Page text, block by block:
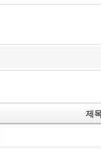
제